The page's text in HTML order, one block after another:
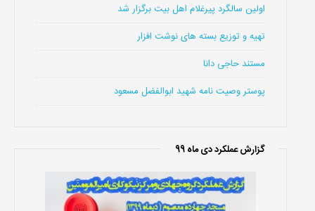
اولین سالگرد پیرغلام اهل بیت برگزار شد
تهیه و توزیع بسته های نوشت افزار
مستند حاجی دانا
پوستر وصیت نامه شهید ابوالفضل مسعود
گزارش عملکرد دی ماه 99